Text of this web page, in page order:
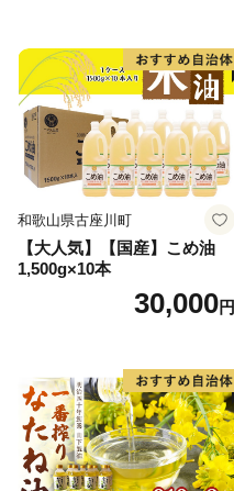
和歌山県古座川町
【大人気】【国産】こめ油
1,500g×10本
30,000円